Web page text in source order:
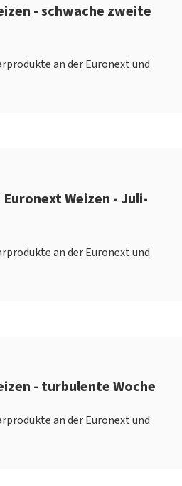
- schwache zweite
an der Euronext und
Weizen - Juli-
an der Euronext und
- turbulente Woche
an der Euronext und